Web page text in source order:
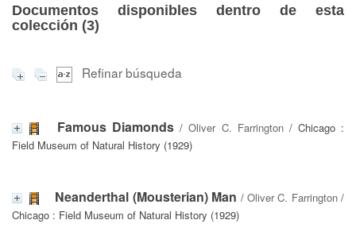
Documentos disponibles dentro de esta
colección (3)
Refinar búsqueda
Famous Diamonds /Oliver C. Farrington/ Chicago :
Field Museum of Natural History (1929)
Neanderthal (Mousterian) Man / Oliver C. Farrington/
Chicago : Field Museum of Natural History (1929)